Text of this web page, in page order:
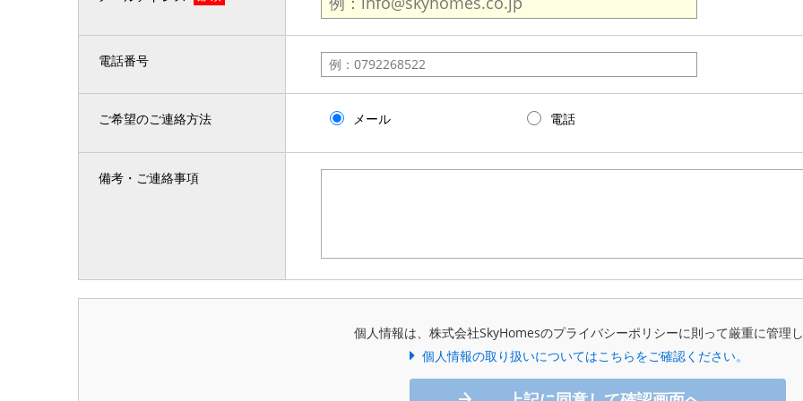
電話番号
ご希望のご連絡方法 メール 電話
備考・ご連絡事項
個人情報は、株式会社SkyHomesのプライバシーポリシーに則って厳重に管理
個人情報の取り扱いについてはこちらをご確認ください。